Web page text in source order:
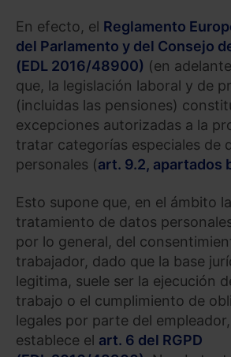
En efecto, el Reglamento
del Parlamento y del Consejo
(EDL 2016/48900) (en
que, la legislación laboral y de
(incluidas las pensiones)
excepciones autorizadas a la
tratar categorías especiales de
personales (art. 9.2, apartados
Esto supone que, en el ámbito
tratamiento de datos
por lo general, del
trabajador, dado que la base
legitima, suele ser la ejecución
trabajo o el cumplimiento de
legales por parte del
establece el art. 6 del RGPD